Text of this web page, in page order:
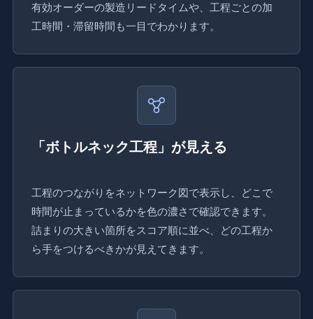
有効オーダーの製造リードタイムや、工程ごとの加
工時間・滞留時間も一目でわかります。
「ボトルネック工程」が見える
工程のつながりをネットワーク図で表示し、どこで
時間が止まっているかを色の濃さで確認できます。
詰まりの大きい箇所をスコア順に並べ、どの工程か
ら手をつけるべきかが見えてきます。